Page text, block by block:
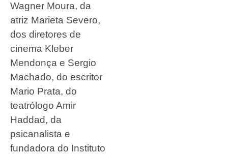
Wagner Moura, da
atriz Marieta Severo,
dos diretores de
cinema Kleber
Mendonça e Sergio
Machado, do escritor
Mario Prata, do
teatrólogo Amir
Haddad, da
psicanalista e
fundadora do Instituto